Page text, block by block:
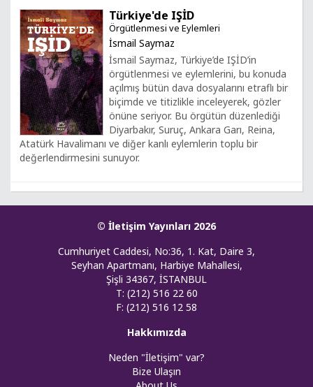
Türkiye'de IŞİD
Örgütlenmesi ve Eylemleri
İsmail Saymaz
İsmail Saymaz, Türkiye’de IŞİD’in
örgütlenmesi ve eylemlerini, bu konuda
açılmış bütün dava dosyalarını etraflı bir
biçimde ve titizlikle inceleyerek, gözler
önüne seriyor. Bu örgütün düzenlediği
Diyarbakır, Suruç, Ankara Garı, Reina,
Atatürk Havalimanı ve diğer kanlı eylemlerin toplu bir
değerlendirmesini sunuyor.
© İletişim Yayınları 2026
Cumhuriyet Caddesi, No:36, 1. Kat, Daire 3,
Seyhan Apartmanı, Harbiye Mahallesi,
Şişli 34367, İSTANBUL
T: (212) 516 22 60
F: (212) 516 12 58
Hakkımızda
Neden "İletişim" var?
Bize Ulaşın